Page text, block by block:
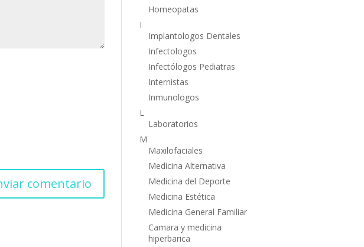
Homeopatas
I
Implantologos Dentales
Infectologos
Infectólogos Pediatras
Internistas
Inmunologos
L
Laboratorios
M
Maxilofaciales
Medicina Alternativa
Medicina del Deporte
Medicina Estética
Medicina General Familiar
Camara y medicina
hiperbarica